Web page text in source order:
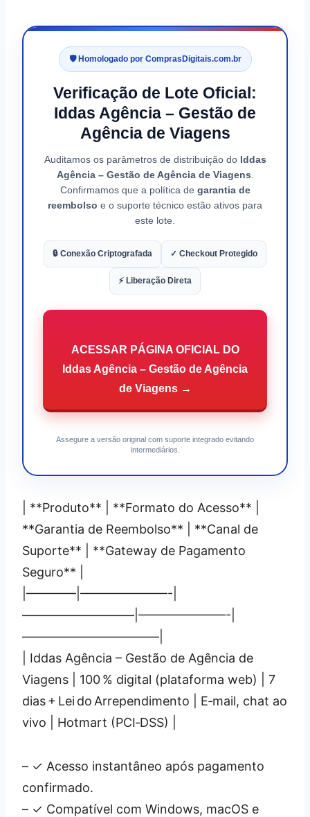
🛡️ Homologado por ComprasDigitais.com.br
Verificação de Lote Oficial:
Iddas Agência – Gestão de
Agência de Viagens
Auditamos os parâmetros de distribuição do Iddas
Agência – Gestão de Agência de Viagens
Confirmamos que a política de garantia de
reembolso e o suporte técnico estão ativos para
este lote.
🔒 Conexão Criptografada ✓ Checkout Protegido
⚡ Liberação Direta
ACESSAR PÁGINA OFICIAL DO
Iddas Agência – Gestão de Agência
de Viagens →
Assegure a versão original com suporte integrado evitando
intermediários.
| **Produto** | **Formato do Acesso** |
**Garantia de Reembolso** | **Canal de
Suporte** | **Gateway de Pagamento
Seguro** |
|————|———————-|
—————————|———————-|
———————————|
| Iddas Agência – Gestão de Agência de
Viagens | 100 % digital (plataforma web) | 7
dias + Lei do Arrependimento | E‑mail, chat ao
vivo | Hotmart (PCI‑DSS) |
– ✓ Acesso instantâneo após pagamento
confirmado.
– ✓ Compatível com Windows, macOS e